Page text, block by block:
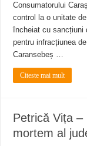
Consumatorului
control la o unitate
încheiat cu sancțiuni
pentru infracțiunea
Caransebeș …
Citeste mai mult
Petrică Vița
mortem al